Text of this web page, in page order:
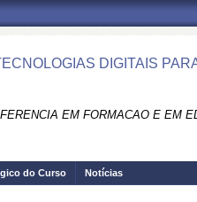
DIGITAIS
EM FORMACAO E EM
do Curso Notícias